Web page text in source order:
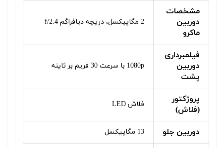
مشخصات
دوربین
ماکرو
2 مگاپیکسل، دریچه دیافراگم f/2.4
فیلمبرداری
دوربین
پشت
1080p با سرعت 30 فریم بر ثاینه
پروژکتور
(فلاش)
فلاش LED
دوربین جلو 13 مگاپیکسل